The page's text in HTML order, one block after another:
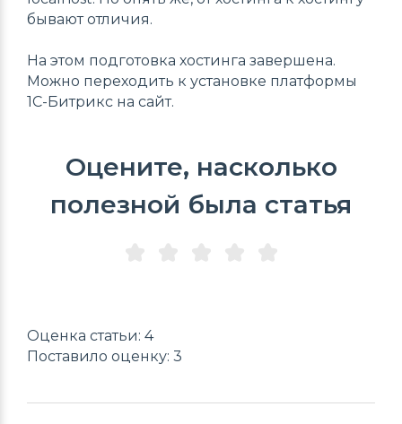
бывают отличия.
На этом подготовка хостинга завершена.
Можно переходить к установке платформы
1С-Битрикс на сайт.
Оцените, насколько
полезной была статья
Оценка статьи: 4
Поставило оценку: 3